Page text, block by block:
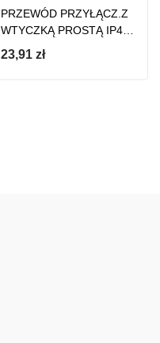
PRZEWÓD PRZYŁĄCZ.Z
WTYCZKĄ PROSTĄ IP44
2*1.5 H07RN-F 3M CZAR
23,91 zł